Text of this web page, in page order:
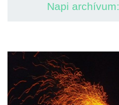
Napi archívum: